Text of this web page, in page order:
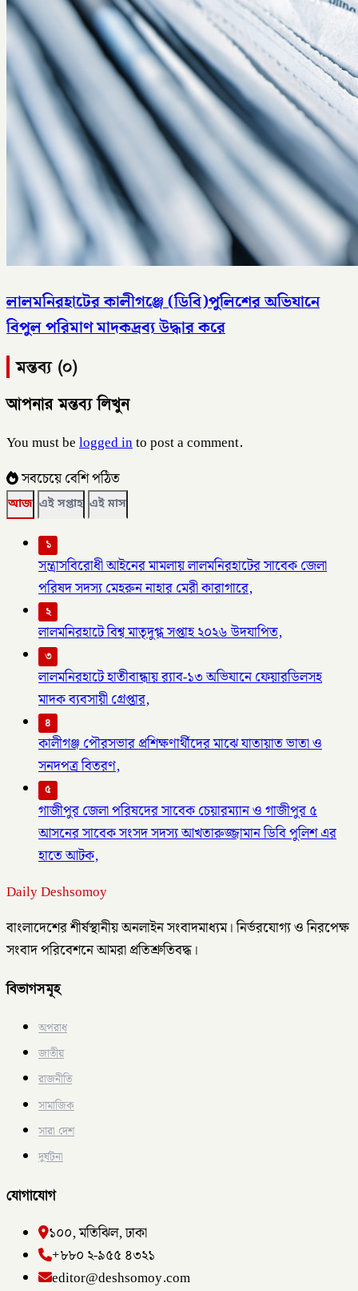
লালমনিরহাটের কালীগঞ্জে (ডিবি)পুলিশের অভিযানে
বিপুল পরিমাণ মাদকদ্রব্য উদ্ধার করে
মন্তব্য (০)
আপনার মন্তব্য লিখুন
You must belogged into post a comment.
সবচেয়ে বেশি পঠিত
আজ এই সপ্তাহ এই মাস
১
সন্ত্রাসবিরোধী আইনের মামলায় লালমনিরহাটের সাবেক জেলা
পরিষদ সদস্য মেহরুন নাহার মেরী কারাগারে,
২
লালমনিরহাটে বিশ্ব মাতৃদুগ্ধ সপ্তাহ ২০২৬ উদযাপিত,
৩
লালমনিরহাটে হাতীবান্ধায় র‌্যাব-১৩ অভিযানে ফেয়ারডিলসহ
মাদক ব্যবসায়ী গ্রেপ্তার,
৪
কালীগঞ্জ পৌরসভার প্রশিক্ষণার্থীদের মাঝে যাতায়াত ভাতা ও
সনদপত্র বিতরণ,
৫
গাজীপুর জেলা পরিষদের সাবেক চেয়ারম্যান ও গাজীপুর ৫
আসনের সাবেক সংসদ সদস্য আখতারুজ্জামান ডিবি পুলিশ এর
হাতে আটক,
Daily Deshsomoy
বাংলাদেশের শীর্ষস্থানীয় অনলাইন সংবাদমাধ্যম। নির্ভরযোগ্য ও নিরপেক্ষ
সংবাদ পরিবেশনে আমরা প্রতিশ্রুতিবদ্ধ।
বিভাগসমূহ
অপরাধ
জাতীয়
রাজনীতি
সামাজিক
সারা দেশ
দুর্ঘটনা
যোগাযোগ
১০০, মতিঝিল, ঢাকা
+৮৮০ ২-৯৫৫ ৪৩২১
editor@deshsomoy.com